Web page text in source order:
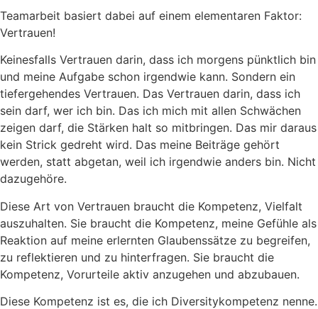
Teamarbeit basiert dabei auf einem elementaren Faktor:
Vertrauen!
Keinesfalls Vertrauen darin, dass ich morgens pünktlich bin
und meine Aufgabe schon irgendwie kann. Sondern ein
tiefergehendes Vertrauen. Das Vertrauen darin, dass ich
sein darf, wer ich bin. Das ich mich mit allen Schwächen
zeigen darf, die Stärken halt so mitbringen. Das mir daraus
kein Strick gedreht wird. Das meine Beiträge gehört
werden, statt abgetan, weil ich irgendwie anders bin. Nicht
dazugehöre.
Diese Art von Vertrauen braucht die Kompetenz, Vielfalt
auszuhalten. Sie braucht die Kompetenz, meine Gefühle als
Reaktion auf meine erlernten Glaubenssätze zu begreifen,
zu reflektieren und zu hinterfragen. Sie braucht die
Kompetenz, Vorurteile aktiv anzugehen und abzubauen.
Diese Kompetenz ist es, die ich Diversitykompetenz nenne.